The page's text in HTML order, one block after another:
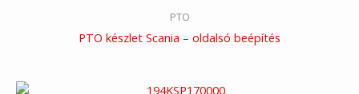
PTO
PTO készlet Scania – oldalsó beépítés